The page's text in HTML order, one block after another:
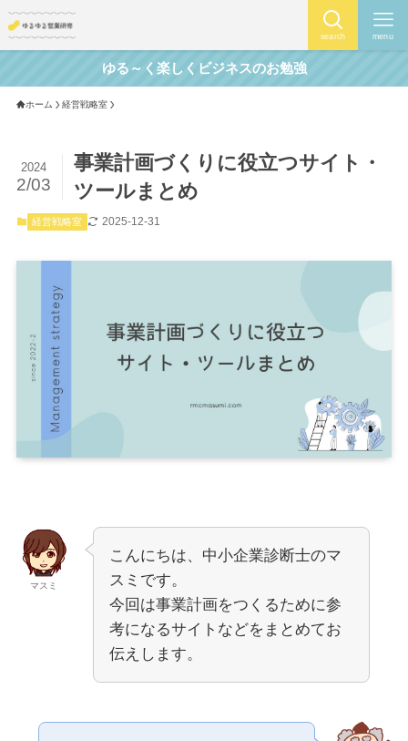
search menu
ゆる～く楽しくビジネスのお勉強
ホーム 経営戦略室
事業計画づくりに役立つサイト・
ツールまとめ
2024
2/03
経営戦略室 2025-12-31
マスミ
こんにちは、中小企業診断士のマ
スミです。
今回は事業計画をつくるために参
考になるサイトなどをまとめてお
伝えします。